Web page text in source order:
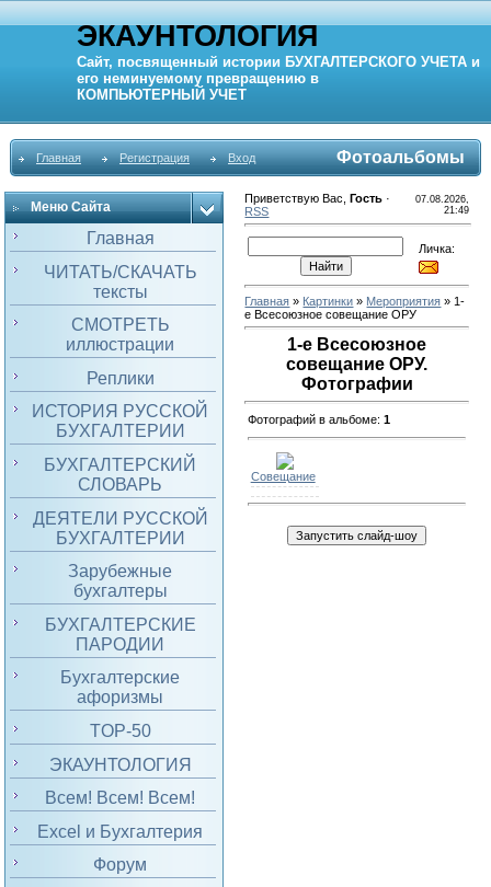
ЭКАУНТОЛОГИЯ
Сайт, посвященный истории БУХГАЛТЕРСКОГО УЧЕТА и
его неминуемому превращению в
КОМПЬЮТЕРНЫЙ УЧЕТ
Главная Регистрация Вход Фотоальбомы
Меню Сайта
Главная
ЧИТАТЬ/СКАЧАТЬ
тексты
СМОТРЕТЬ
иллюстрации
Реплики
ИСТОРИЯ РУССКОЙ
БУХГАЛТЕРИИ
БУХГАЛТЕРСКИЙ
СЛОВАРЬ
ДЕЯТЕЛИ РУССКОЙ
БУХГАЛТЕРИИ
Зарубежные
бухгалтеры
БУХГАЛТЕРСКИЕ
ПАРОДИИ
Бухгалтерские
афоризмы
TOP-50
ЭКАУНТОЛОГИЯ
Всем! Всем! Всем!
Excel и Бухгалтерия
Форум
Приветствую Вас ,Гость ·
RSS
07.08.2026,
21:49
Личка:
Главная » Картинки » Мероприятия » 1-
е Всесоюзное совещание ОРУ
1-е Всесоюзное
совещание ОРУ.
Фотографии
Фотографий в альбоме:1
Совещание